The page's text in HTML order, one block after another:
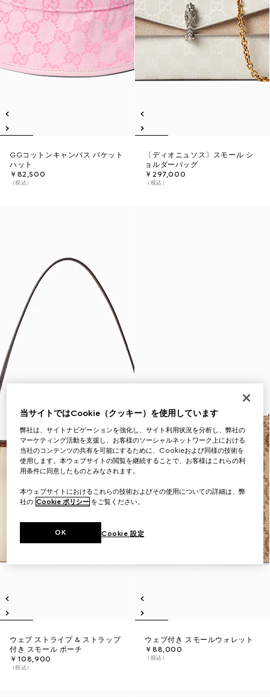
GGコットンキャンバス バケット
ハット
￥82,500
（税込）
〔ディオニュソス〕スモール シ
ョルダーバッグ
￥297,000
（税込）
ウェブ ストライプ & ストラップ
付き スモール ポーチ
￥108,900
（税込）
ウェブ付き スモールウォレット
￥88,000
（税込）
当サイトではCookie（クッキー）を使用しています
弊社は、サイトナビゲーションを強化し、サイト利用状況を分析し、弊社の
マーケティング活動を支援し、お客様のソーシャルネットワーク上における
当社のコンテンツの共有を可能にするために、Cookieおよび同様の技術を
使用します。本ウェブサイトの閲覧を継続することで、お客様はこれらの利
用条件に同意したものとみなされます。
本ウェブサイトにおけるこれらの技術およびその使用についての詳細は、弊
社の Cookie ポリシー をご覧ください。
Cookie 設定
OK